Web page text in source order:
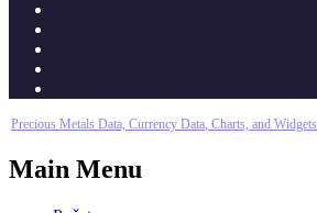
Precious Metals Data, Currency Data, Charts, and Widgets
Main Menu